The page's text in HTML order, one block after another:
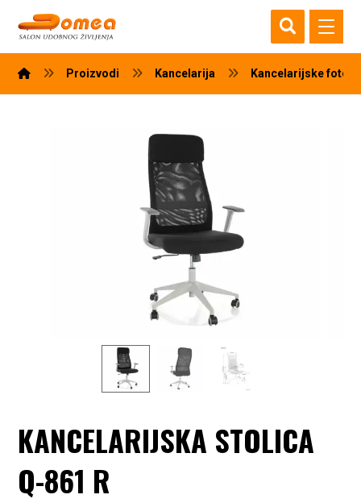
Proizvodi Kancelarija Kancelarijske fotelje
KANCELARIJSKA STOLICA
Q-861 R